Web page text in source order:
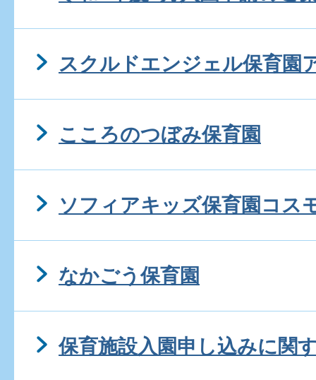
スクルドエンジェル保育園
こころのつぼみ保育園
ソフィアキッズ保育園コス
なかごう保育園
保育施設入園申し込みに関